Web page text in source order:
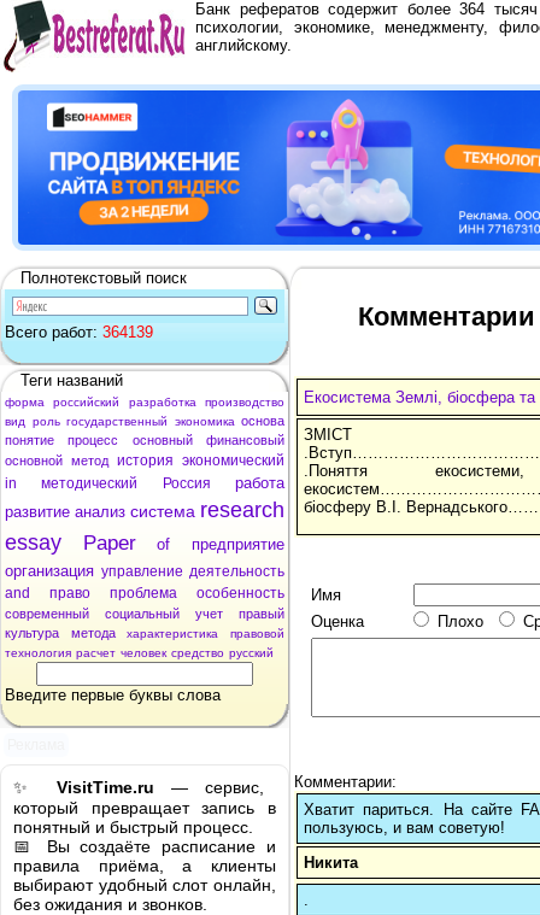
Банк рефератов содержит более 364
психологии, экономике, менеджменту,
английскому.
Полнотекстовый поиск
Всего работ: 364139
Теги названий
форма российский разработка
производство
вид
роль государственный экономика основа
понятие
процесс основный
финансовый
основной метод история экономический
in
методический Россия
работа
развитие анализ система research
essay
Paper of
предприятие
организация управление деятельность
and
право проблема особенность
современный социальный учет
правый
культура
метода характеристика
правовой
технология расчет человек средство русский
Введите первые буквы слова
✨ VisitTime.ru — сервис,
который превращает запись в
понятный и быстрый процесс.
📅 Вы создаёте расписание и
правила приёма, а клиенты
выбирают удобный слот онлайн,
без ожидания и звонков.
Комментарии
Екосистема Землі, біосфера
ЗМІСТ
.Поняття
екосистем………………………………4
біосферу В.І.
Имя
Оценка
Плохо
Комментарии:
Хватит париться. На сайте
пользуюсь, и вам советую!
Никита